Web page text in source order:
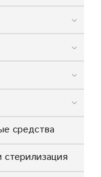
средства